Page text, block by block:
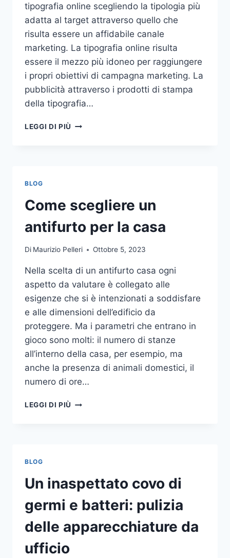
tipografia online scegliendo la tipologia più
adatta al target attraverso quello che
risulta essere un affidabile canale
marketing. La tipografia online risulta
essere il mezzo più idoneo per raggiungere
i propri obiettivi di campagna marketing. La
pubblicità attraverso i prodotti di stampa
della tipografia…
LEGGI DI PIÙ VUOI
A
UNA
TIPOGRAFIA
ECCO
SCEGLIERE
BLOG
Come scegliere un
antifurto per la casa
Di Maurizio Pelleri Ottobre 5, 2023
Nella scelta di un antifurto casa ogni
aspetto da valutare è collegato alle
esigenze che si è intenzionati a soddisfare
e alle dimensioni dell’edificio da
proteggere. Ma i parametri che entrano in
gioco sono molti: il numero di stanze
all’interno della casa, per esempio, ma
anche la presenza di animali domestici, il
numero di ore…
LEGGI DI PIÙ COME
BLOG
Un inaspettato covo di
germi e batteri: pulizia
delle apparecchiature da
ufficio